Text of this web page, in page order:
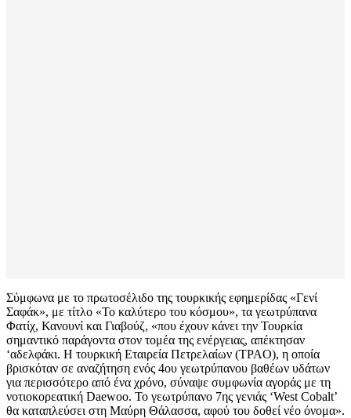
Σύμφωνα με το πρωτοσέλιδο της τουρκικής εφημερίδας «Γενί
Σαφάκ», με τίτλο «Το καλύτερο του κόσμου», τα γεωτρύπανα
Φατίχ, Κανουνί και Γιαβούζ, «που έχουν κάνει την Τουρκία
σημαντικό παράγοντα στον τομέα της ενέργειας, απέκτησαν
‘αδελφάκι. Η τουρκική Εταιρεία Πετρελαίων (TPAO), η οποία
βρισκόταν σε αναζήτηση ενός 4ου γεωτρύπανου βαθέων υδάτων
για περισσότερο από ένα χρόνο, σύναψε συμφωνία αγοράς με τη
νοτιοκορεατική Daewoo. Το γεωτρύπανο 7ης γενιάς ‘West Cobalt’
θα καταπλεύσει στη Μαύρη Θάλασσα, αφού του δοθεί νέο όνομα».